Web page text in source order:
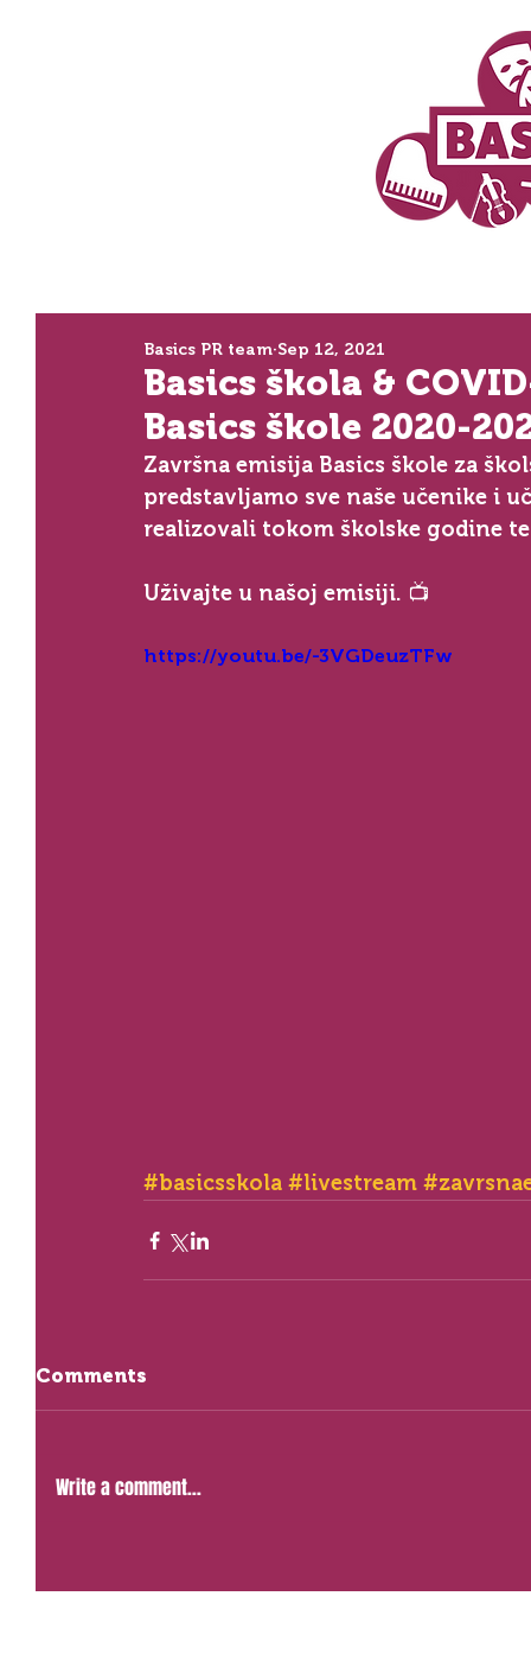
Basics škola &
Basics škole 2020-
Basics PR team Sep 12, 2021
Završna emisija Basics škole za
predstavljamo sve naše učenike i
realizovali tokom školske godine
Uživajte u našoj emisiji. 📺⁣⁣⁣⁣
https://youtu.be/-3VGDeuzTFw
#basicsskola #livestream
Comments
Write a comment...